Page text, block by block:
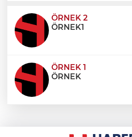
condimentum eros et,
ÖRNEK 2
ÖRNEK1
ÖRNEK 1
ÖRNEK